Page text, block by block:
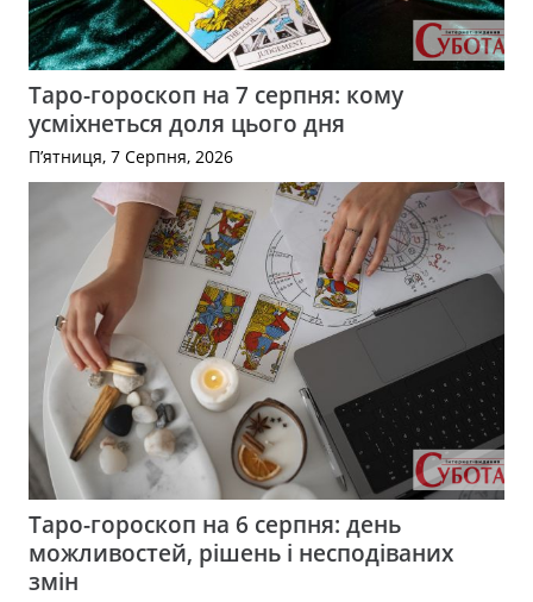
Таро-гороскоп на 7 серпня: кому
усміхнеться доля цього дня
П’ятниця, 7 Серпня, 2026
Таро-гороскоп на 6 серпня: день
можливостей, рішень і несподіваних
змін